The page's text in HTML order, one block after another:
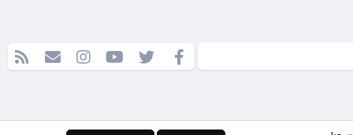
فيسبوك تويتر youtube
Instagram إتصل بنا